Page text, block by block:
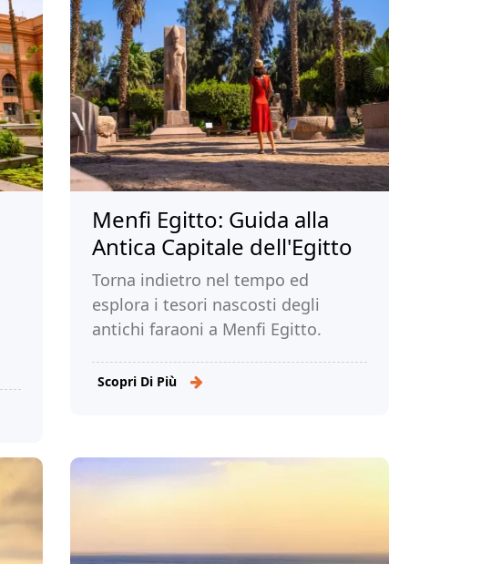
Menfi Egitto: Guida alla
Antica Capitale dell'Egitto
Torna indietro nel tempo ed
esplora i tesori nascosti degli
antichi faraoni a Menfi Egitto.
questa affascinante città.
Scopri Di Più